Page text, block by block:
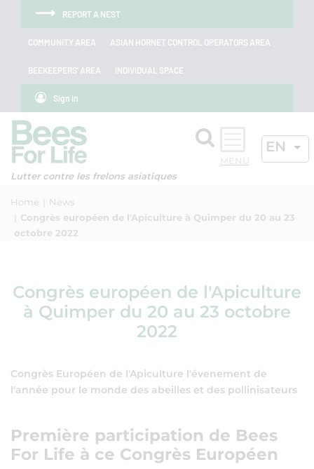
Cookies management panel
Skip to menu
Skip to main content
Skip to searchREPORT A NEST
COMMUNITY AREA ASIAN HORNET CONTROL OPERATORS AREA
BEEKEEPERS' AREA INDIVIDUAL SPACE
Sign in
Lutter contre les frelons asiatiques
SearchEN
Home
News
Congrès européen de l'Apiculture à Quimper du 20 au 23
octobre 2022
Congrès européen de l'Apiculture
à Quimper du 20 au 23 octobre
2022
Congrès Européen de l'Apiculture l'évenement de
l'année pour le monde des abeilles et des pollinisateurs
Première participation de Bees
For Life à ce Congrès Européen